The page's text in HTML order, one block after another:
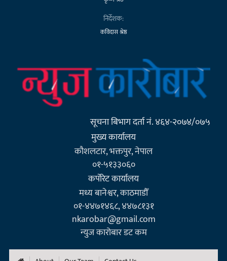
निर्देशक:
कविदास श्रेष्ठ
सूचना बिभाग दर्ता नं. ४६४-२०७४/०७५
मुख्य कार्यालय
कौशलटार, भक्तपुर, नेपाल
०१-५१३३०६०
कर्पाेरेट कार्यालय
मध्य बानेश्वर, काठमाडौँ
०१-४४७१४६८, ४४७८१३१
nkarobar@gmail.com
न्युज कारोबार डट कम